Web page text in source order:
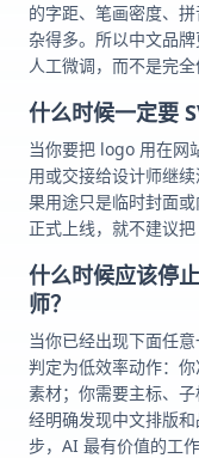
的字距、笔画密度、
杂得多。所以中文品
人工微调，而不是完全
什么时候一定要
当你要把 logo 用在网
用或交接给设计师继
果用途只是临时封面
正式上线，就不建议把
什么时候应该停
师？
当你已经出现下面任
判定为低效率动作：
素材；你需要主标、
经明确发现中文排版
步，AI 最有价值的工